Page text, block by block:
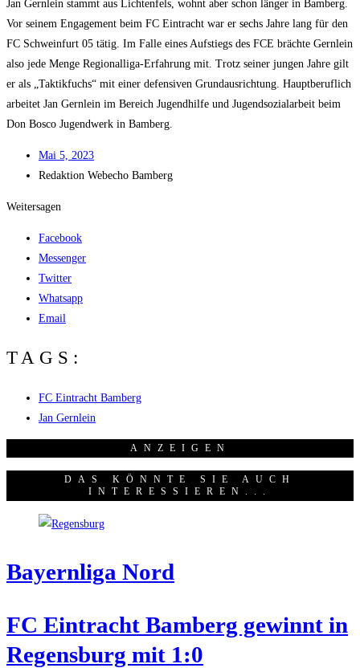
Jan Gern­lein stammt aus Lich­ten­fels, wohnt aber schon län­ger in Bam­berg.
Vor sei­nem Enga­ge­ment beim FC Ein­tracht war er sechs Jah­re lang für den
FC Schwein­furt 05 tätig. Im Fal­le eines Auf­stiegs des FCE bräch­te Gern­lein
also jede Men­ge Regio­nal­li­ga-Erfah­rung mit. Trotz sei­ner jun­gen Jah­re gilt
er als „Tak­tik­fuchs“ mit einer defen­si­ven Grund­aus­rich­tung. Haupt­be­ruf­lich
arbei­tet Jan Gern­lein im Bereich Jugend­hil­fe und Jugend­so­zi­al­ar­beit beim
Don Bosco Jugend­werk in Bamberg.
Mai 5, 2023
Redak­ti­on Web­echo Bamberg
Weitersagen
Facebook
Messenger
Twitter
Whatsapp
Email
TAGS:
FC Eintracht Bamberg
Jan Gernlein
ANZEI­GEN
DAS KÖNNTE SIE AUCH
INTERESSIEREN...
Bay­ern­li­ga Nord
FC Ein­tracht Bam­berg gewinnt in
Regens­burg mit 1:0